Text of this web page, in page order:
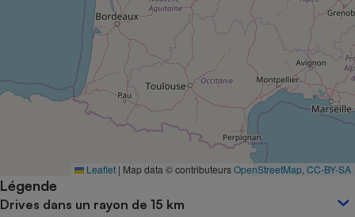
Leaflet | Map data © contributeursOpenStreetMap CC-BY-SA
Légende
Drives dans un rayon de 15 km
Complément
alimentaire
bouteille
Assurance emprunteur
Petit électroménager -
Matelas
Mutuelle